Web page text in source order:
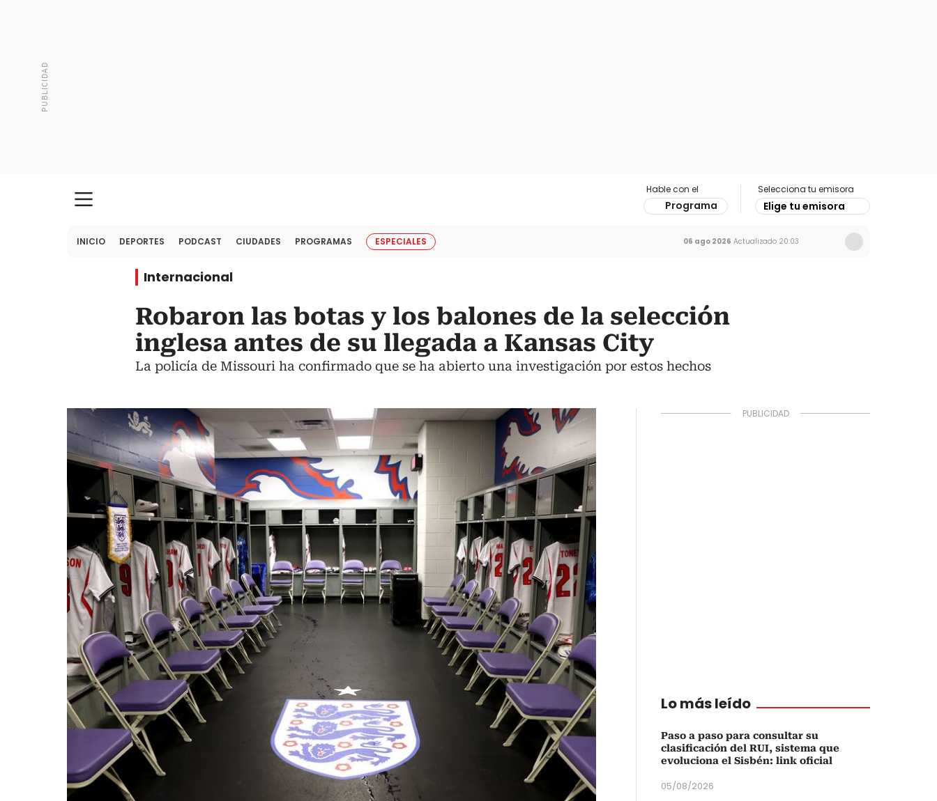
Hable con el
Programa
Selecciona tu emisora
Elige tu emisora
INICIO DEPORTES PODCAST CIUDADES PROGRAMAS ESPECIALES 06 ago 2026 Actualizado 20:03
Internacional
Robaron las botas y los balones de la selección
inglesa antes de su llegada a Kansas City
La policía de Missouri ha confirmado que se ha abierto una investigación por estos hechos
Lo más leído
Paso a paso para consultar su
clasificación del RUI, sistema que
evoluciona el Sisbén: link oficial
05/08/2026